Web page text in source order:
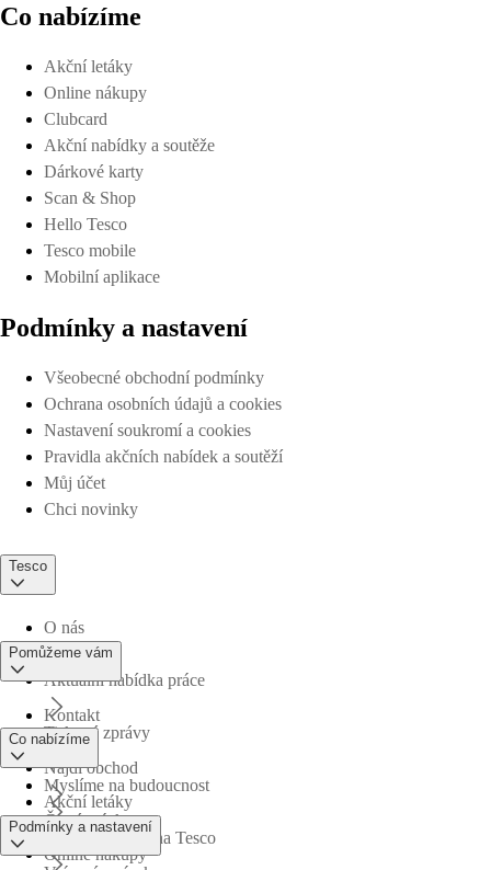
Co nabízíme
Akční letáky
Online nákupy
Clubcard
Akční nabídky a soutěže
Dárkové karty
Scan & Shop
Hello Tesco
Tesco mobile
Mobilní aplikace
Podmínky a nastavení
Všeobecné obchodní podmínky
Ochrana osobních údajů a cookies
Nastavení soukromí a cookies
Pravidla akčních nabídek a soutěží
Můj účet
Chci novinky
Tesco
O nás
Aktuální nabídka práce
Tiskové zprávy
Myslíme na budoucnost
Obchodní skupina Tesco
Pomůžeme vám
Kontakt
Najdi obchod
Časté otázky
Co nabízíme
Akční letáky
Online nákupy
Podmínky a nastavení